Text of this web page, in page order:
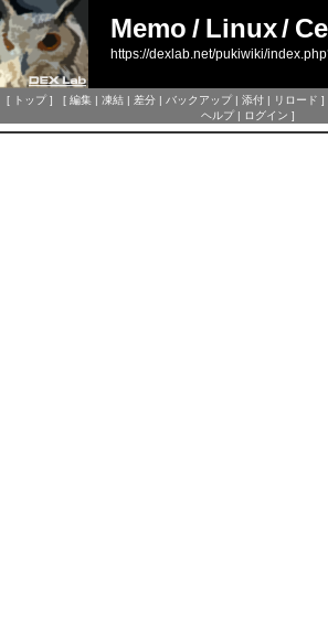
Memo / Linux/
https://dexlab.net/pukiwiki/
[ トップ] [ 編集 | 凍結 | 差分 | バックアップ| 添付 | リロード
ヘルプ| ログイン ]